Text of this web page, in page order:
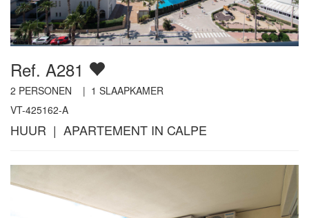
Ref. A281
2 PERSONEN | 1 SLAAPKAMER
VT-425162-A
HUUR | APARTEMENT IN CALPE